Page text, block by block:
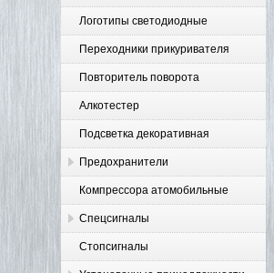
Логотипы светодиодные
Переходники прикуривателя
Повторитель поворота
Алкотестер
Подсветка декоративная
Предохранители
Компрессора атомобильные
Спецсигналы
Стопсигналы